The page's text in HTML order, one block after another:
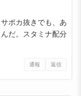
ポカ抜きでも、あ
だ。スタミナ配分
通報 返信